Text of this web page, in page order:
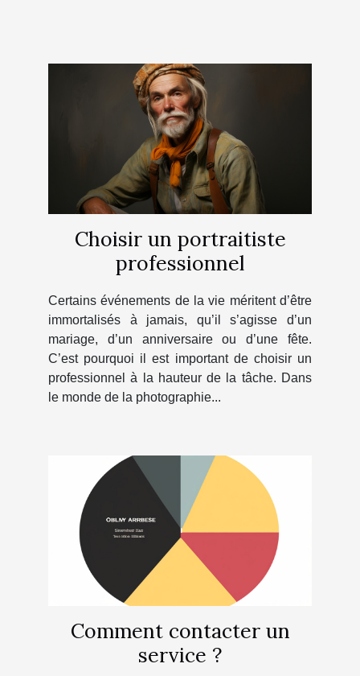
Choisir un portraitiste
professionnel
Certains événements de la vie méritent d’être
immortalisés à jamais, qu’il s’agisse d’un
mariage, d’un anniversaire ou d’une fête.
C’est pourquoi il est important de choisir un
professionnel à la hauteur de la tâche. Dans
le monde de la photographie...
Comment contacter un
service ?